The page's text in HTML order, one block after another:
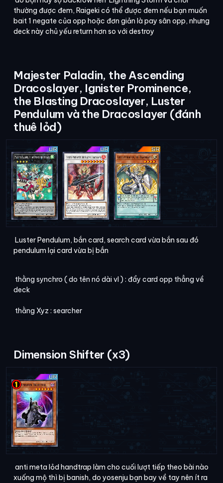
thường được đem, Raigeki có thể được đem nếu bạn muốn
bait 1 negate của opp hoặc đơn giản là pay sân opp, nhưng
deck này chủ yếu return hơn so với destroy
Majester Paladin, the Ascending
Dracoslayer, Ignister Prominence,
the Blasting Dracoslayer, Luster
Pendulum và the Dracoslayer (đánh
thuê lỏd)
Luster Pendulum, bắn card, search card vừa bắn sau đó
pendulum lại card vừa bị bắn
thằng synchro ( do tên nó dài vl ) : đẩy card opp thẳng về
deck
thằng Xyz : searcher
Dimension Shifter (x3)
anti meta lỏd handtrap làm cho cuối lượt tiếp theo bài nào
xuống mộ thì bị banish, do yosenju bạn bay về tay nên ít ra